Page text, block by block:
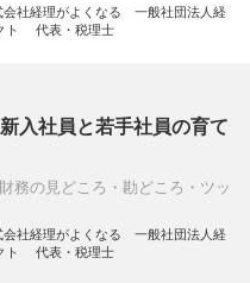
会社経理がよくなる 一般社団法人経
ト 代表・税理士
入社員と若手社員の育て
務の見どころ・勘どころ・ツッ
会社経理がよくなる 一般社団法人経
ト 代表・税理士